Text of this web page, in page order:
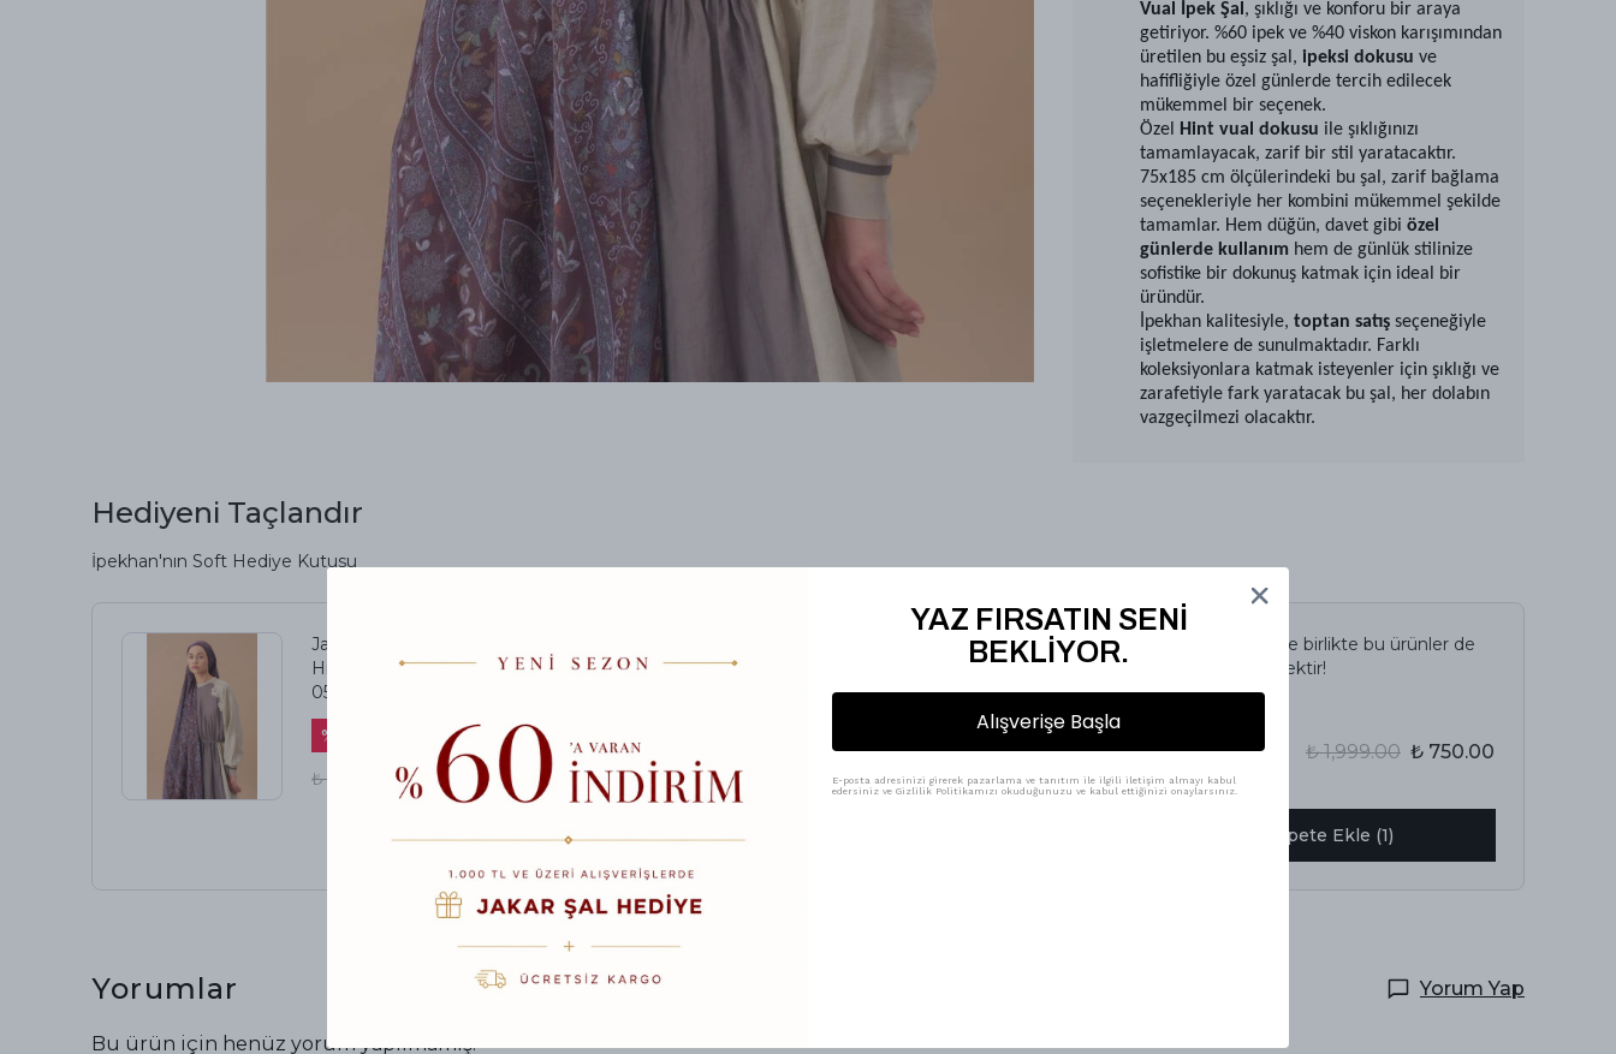
Vual İpek Şal , şıklığı ve konforu bir araya
getiriyor. %60 ipek ve %40 viskon karışımından
üretilen bu eşsiz şal, ipeksi dokusu ve
hafifliğiyle özel günlerde tercih edilecek
mükemmel bir seçenek.
Özel
Hint vual dokusu ile şıklığınızı
tamamlayacak, zarif bir stil yaratacaktır.
75x185 cm ölçülerindeki bu şal, zarif bağlama
seçenekleriyle her kombini mükemmel şekilde
tamamlar. Hem düğün, davet gibi özel
günlerde kullanım hem de günlük stilinize
sofistike bir dokunuş katmak için ideal bir
üründür.
İpekhan kalitesiyle, toptan satış seçeneğiyle
işletmelere de sunulmaktadır. Farklı
koleksiyonlara katmak isteyenler için şıklığı ve
zarafetiyle fark yaratacak bu şal, her dolabın
vazgeçilmezi olacaktır.
Hediyeni Taçlandır
İpekhan'nın Soft Hediye Kutusu
Jardin Secret Collection
Hint Vual İpek Şal 5011-
05
%
₺ 1,999.00 ₺ 750.00
25
Renk
İncelediğiniz ürün ile birlikte bu ürünler de
sepetinize eklenecektir!
Avantajlı Toplam
%62 ₺ 1,999.00 ₺ 750.00
Birlikte Sepete Ekle (1)
Yorumlar Yorum Yap
Bu ürün için henüz yorum yapılmamış.
YAZ FIRSATIN SENİ
BEKLİYOR.
Alışverişe Başla
E-posta adresinizi girerek pazarlama ve tanıtım ile ilgili iletişim almayı kabul
edersiniz ve Gizlilik Politikamızı okuduğunuzu ve kabul ettiğinizi onaylarsınız.